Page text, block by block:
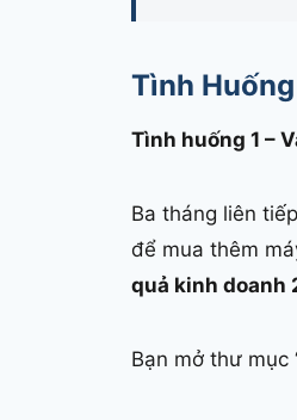
Tình
Tình huống 1 –
Ba tháng liên
để mua thêm
quả kinh doanh
Bạn mở thư mục